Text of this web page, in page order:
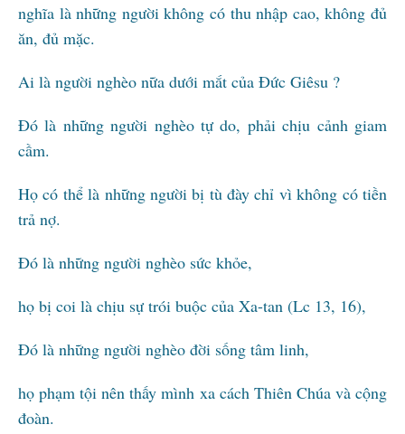
nghĩa là những người không có thu nhập cao, không đủ
ăn, đủ mặc.
Ai là người nghèo nữa dưới mắt của Đức Giêsu ?
Đó là những người nghèo tự do, phải chịu cảnh giam
cầm.
Họ có thể là những người bị tù đày chỉ vì không có tiền
trả nợ.
Đó là những người nghèo sức khỏe,
họ bị coi là chịu sự trói buộc của Xa-tan (Lc 13, 16),
Đó là những người nghèo đời sống tâm linh,
họ phạm tội nên thấy mình xa cách Thiên Chúa và cộng
đoàn.